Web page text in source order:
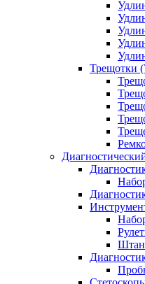
Трещотки